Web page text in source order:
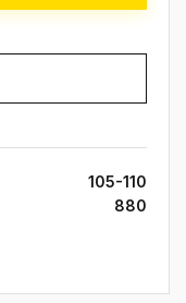
105-110
880